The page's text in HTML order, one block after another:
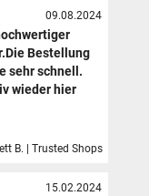
09.08.2024
Bestellung
sehr schnell.
wieder hier
B. | Trusted Shops
15.02.2024